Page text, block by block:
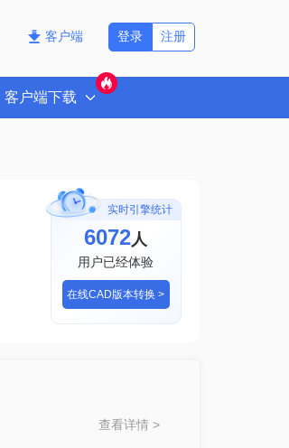
客户端 注册
登录
客户端下载
实时引擎统计
6072人
用户已经体验
在线CAD版本转换 >
查看详情 >